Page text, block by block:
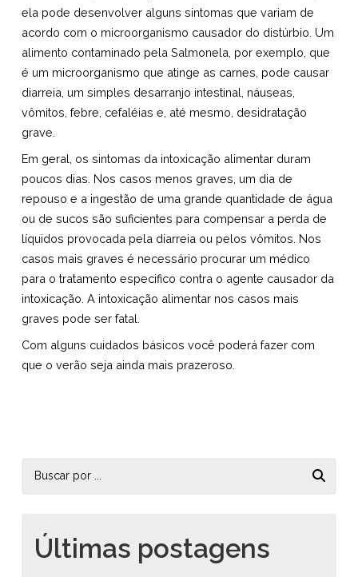
ela pode desenvolver alguns sintomas que variam de
acordo com o microorganismo causador do distúrbio. Um
alimento contaminado pela Salmonela, por exemplo, que
é um microorganismo que atinge as carnes, pode causar
diarreia, um simples desarranjo intestinal, náuseas,
vômitos, febre, cefaléias e, até mesmo, desidratação
grave.
Em geral, os sintomas da intoxicação alimentar duram
poucos dias. Nos casos menos graves, um dia de
repouso e a ingestão de uma grande quantidade de água
ou de sucos são suficientes para compensar a perda de
líquidos provocada pela diarreia ou pelos vômitos. Nos
casos mais graves é necessário procurar um médico
para o tratamento especifico contra o agente causador da
intoxicação. A intoxicação alimentar nos casos mais
graves pode ser fatal.
Com alguns cuidados básicos você poderá fazer com
que o verão seja ainda mais prazeroso.
Últimas postagens